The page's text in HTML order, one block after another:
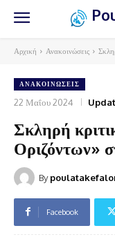
Αρχική Ανακοινώσεις
ΑΝΑΚΟΙΝΏΣΕΙΣ
22 Μαΐου 2024
Σκληρή
Οριζόντων»
By
Facebook